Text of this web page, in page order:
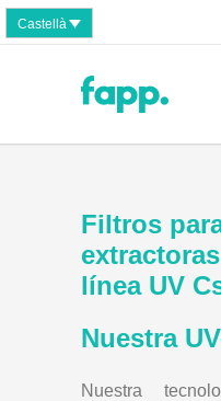
Castellà
Filtros
línea UV
Nuestra
Nuestra